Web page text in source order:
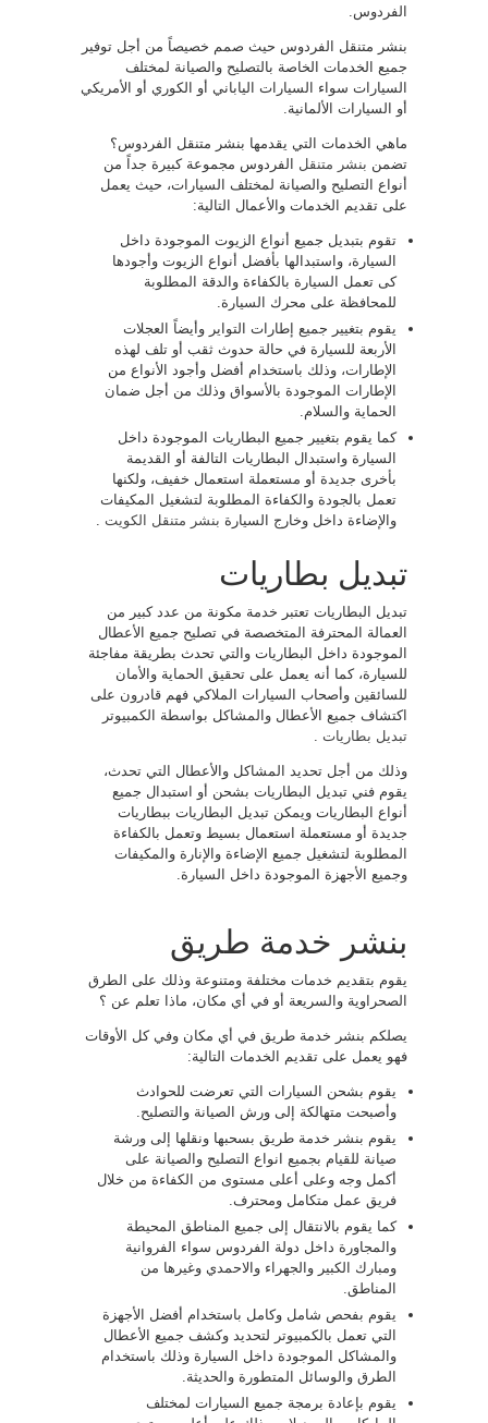
الفردوس.
بنشر متنقل الفردوس حيث صمم خصيصاً من أجل توفير
جميع الخدمات الخاصة بالتصليح والصيانة لمختلف
السيارات سواء السيارات الياباني أو الكوري أو الأمريكي
أو السيارات الألمانية.
ماهي الخدمات التي يقدمها بنشر متنقل الفردوس؟
تضمن بنشر متنقل الفردوس مجموعة كبيرة جداً من
أنواع التصليح والصيانة لمختلف السيارات، حيث يعمل
على تقديم الخدمات والأعمال التالية:
تقوم بتبديل جميع أنواع الزيوت الموجودة داخل
السيارة، واستبدالها بأفضل أنواع الزيوت وأجودها
كى تعمل السيارة بالكفاءة والدقة المطلوبة
للمحافظة على محرك السيارة.
يقوم بتغيير جميع إطارات التواير وأيضاً العجلات
الأربعة للسيارة في حالة حدوث ثقب أو تلف لهذه
الإطارات، وذلك باستخدام أفضل وأجود الأنواع من
الإطارات الموجودة بالأسواق وذلك من أجل ضمان
الحماية والسلام.
كما يقوم بتغيير جميع البطاريات الموجودة داخل
السيارة واستبدال البطاريات التالفة أو القديمة
بأخرى جديدة أو مستعملة استعمال خفيف، ولكنها
تعمل بالجودة والكفاءة المطلوبة لتشغيل المكيفات
والإضاءة داخل وخارج السيارة بنشر متنقل الكويت
تبديل بطاريات
تبديل البطاريات تعتبر خدمة مكونة من عدد كبير من
العمالة المحترفة المتخصصة في تصليح جميع الأعطال
الموجودة داخل البطاريات والتي تحدث بطريقة مفاجئة
للسيارة، كما أنه يعمل على تحقيق الحماية والأمان
للسائقين وأصحاب السيارات الملاكي فهم قادرون على
اكتشاف جميع الأعطال والمشاكل بواسطة الكمبيوتر
تبديل بطاريات
وذلك من أجل تحديد المشاكل والأعطال التي تحدث،
يقوم فني تبديل البطاريات بشحن أو استبدال جميع
أنواع البطاريات ويمكن تبديل البطاريات ببطاريات
جديدة أو مستعملة استعمال بسيط وتعمل بالكفاءة
المطلوبة لتشغيل جميع الإضاءة والإنارة والمكيفات
وجميع الأجهزة الموجودة داخل السيارة.
بنشر خدمة طريق
يقوم بتقديم خدمات مختلفة ومتنوعة وذلك على الطرق
الصحراوية والسريعة أو في أي مكان، ماذا تعلم عن ؟
يصلكم بنشر خدمة طريق في أي مكان وفي كل الأوقات
فهو يعمل على تقديم الخدمات التالية:
يقوم بشحن السيارات التي تعرضت للحوادث
وأصبحت متهالكة إلى ورش الصيانة والتصليح.
يقوم بنشر خدمة طريق بسحبها ونقلها إلى ورشة
صيانة للقيام بجميع انواع التصليح والصيانة على
أكمل وجه وعلى أعلى مستوى من الكفاءة من خلال
فريق عمل متكامل ومحترف.
كما يقوم بالانتقال إلى جميع المناطق المحيطة
والمجاورة داخل دولة الفردوس سواء الفروانية
ومبارك الكبير والجهراء والاحمدي وغيرها من
المناطق.
يقوم بفحص شامل وكامل باستخدام أفضل الأجهزة
التي تعمل بالكمبيوتر لتحديد وكشف جميع الأعطال
والمشاكل الموجودة داخل السيارة وذلك باستخدام
الطرق والوسائل المتطورة والحديثة.
يقوم بإعادة برمجة جميع السيارات لمختلف